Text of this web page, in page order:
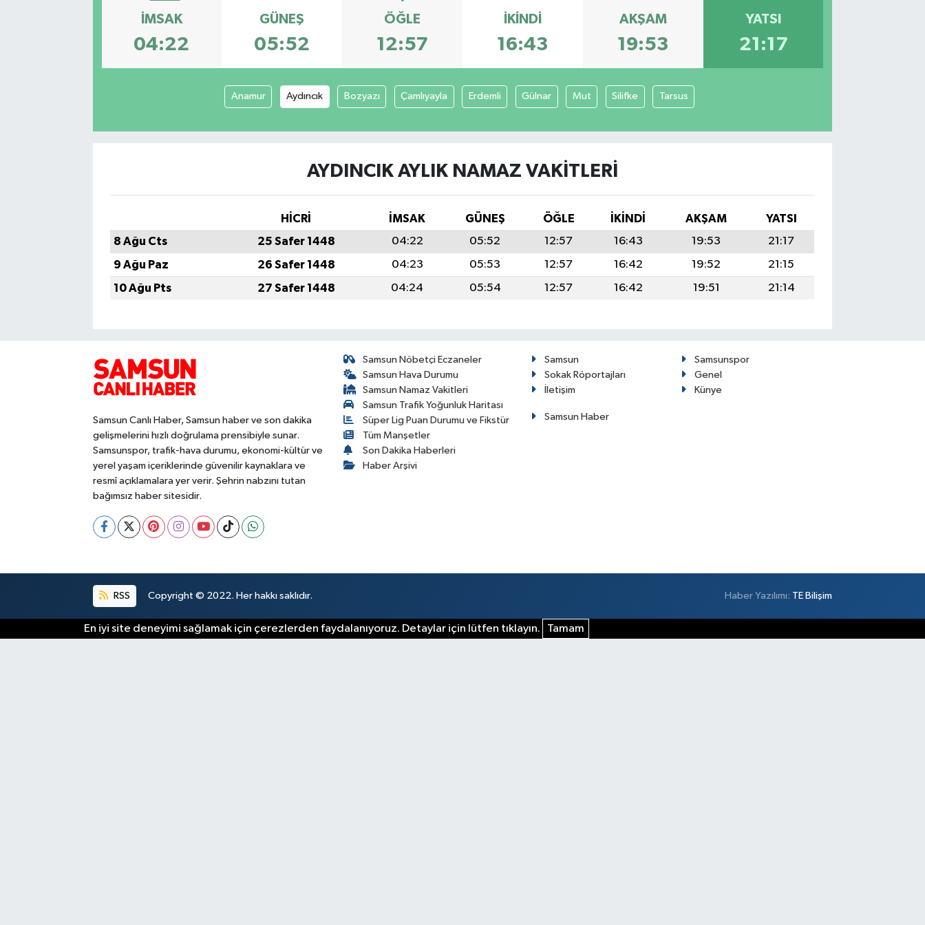
İMSAK
04:22
GÜNEŞ
05:52
ÖĞLE
12:57
İKINDI
16:43
AKŞAM
19:53
YATSI
21:17
Anamur Aydıncık Bozyazı Çamlıyayla Erdemli Gülnar Mut Silifke Tarsus
AYDINCIK AYLIK NAMAZ VAKITLERI
HİCRİ İMSAK GÜNEŞ ÖĞLE İKINDI AKŞAM
YATSI
8 Ağu Cts
25 Safer 1448 04:22 05:52 12:57 16:43 19:53
21:17
9 Ağu Paz
26 Safer 1448 04:23 05:53 12:57 16:42 19:52
21:15
10 Ağu Pts
27 Safer 1448 04:24 05:54 12:57 16:42 19:51 21:14
Samsun Canlı Haber, Samsun haber ve son dakika
gelişmelerini hızlı doğrulama prensibiyle sunar.
Samsunspor, trafik-hava durumu, ekonomi-kültür ve
yerel yaşam içeriklerinde güvenilir kaynaklara ve
resmî açıklamalara yer verir. Şehrin nabzını tutan
bağımsız haber sitesidir.
Samsun Nöbetçi Eczaneler
Samsun Hava Durumu
Samsun Namaz Vakitleri
Samsun Trafik Yoğunluk Haritası
Süper Lig Puan Durumu ve Fikstür
Tüm Manşetler
Son Dakika Haberleri
Haber Arşivi
Samsun
Samsunspor
Sokak Röportajları
Genel
İletişim
Künye
Samsun Haber
RSS Copyright © 2022. Her hakkı saklıdır. Haber Yazılımı: TE Bilişim
En iyi site deneyimi sağlamak için çerezlerden faydalanıyoruz. Detaylar için lütfen tıklayın. Tamam